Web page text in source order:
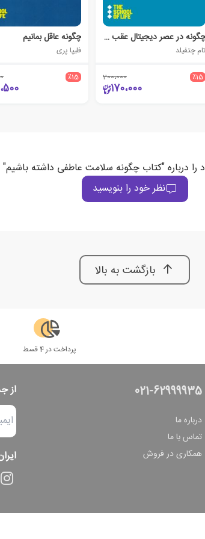
چگونه در عصر دیجیتال عقب نمانیم
تام چتفیلد
٪15 200،000
170،000
چگونه عاقل بمانیم
فلیپا پری
٪15
را درباره "کتاب چگونه سلامت عاطفی داشته
نظر خود را بنویسید
بازگشت به بالا
پرداخت در 4 قسط
021-62999935
درباره ما
تماس با ما
همکاری در فروش
از